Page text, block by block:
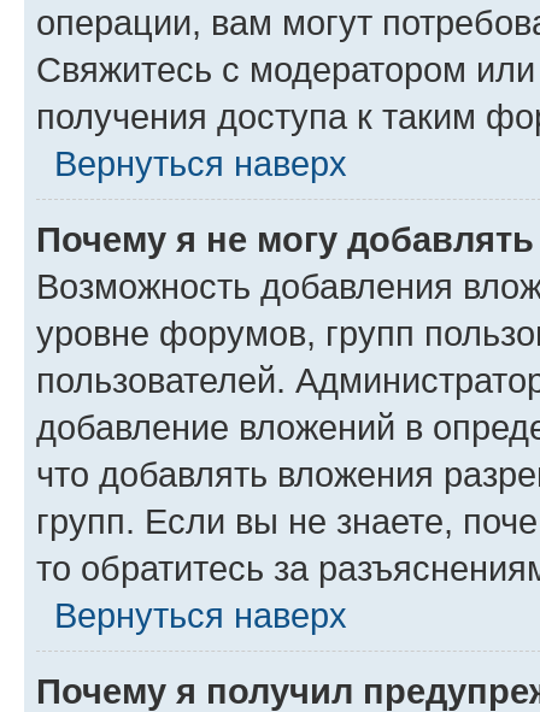
операции, вам могут
Свяжитесь с модератором
получения доступа к таким
Вернуться наверх
Почему я не могу
Возможность добавления
уровне форумов, групп
пользователей.
добавление вложений в
что добавлять вложения
групп. Если вы не знаете,
то обратитесь за
Вернуться наверх
Почему я получил